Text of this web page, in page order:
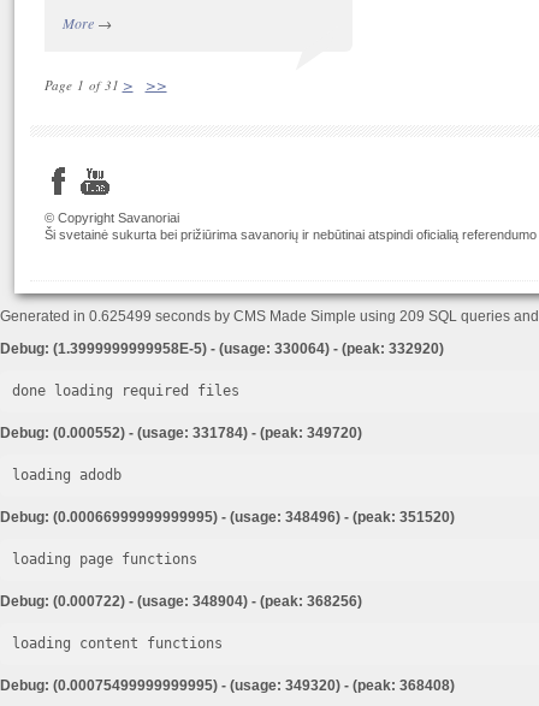
More→
Page 1 of 31 > >>
© Copyright Savanoriai
Ši svetainė sukurta bei prižiūrima savanorių ir nebūtinai atspindi oficialią
Generated in 0.625499 seconds by CMS Made Simple using 209 SQL queries
Debug: (1.3999999999958E-5) - (usage: 330064) - (peak: 332920)
done loading required files
Debug: (0.000552) - (usage: 331784) - (peak: 349720)
loading adodb
Debug: (0.00066999999999995) - (usage: 348496) - (peak: 351520)
loading page functions
Debug: (0.000722) - (usage: 348904) - (peak: 368256)
loading content functions
Debug: (0.00075499999999995) - (usage: 349320) - (peak: 368408)